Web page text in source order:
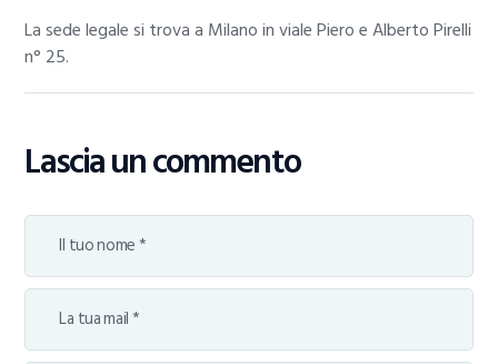
La sede legale si trova a Milano in viale Piero e Alberto Pirelli
n° 25.
Lascia un commento